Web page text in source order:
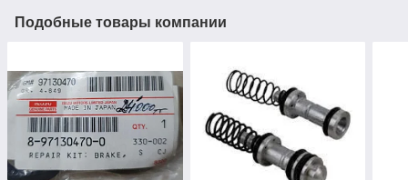
Подобные товары компании